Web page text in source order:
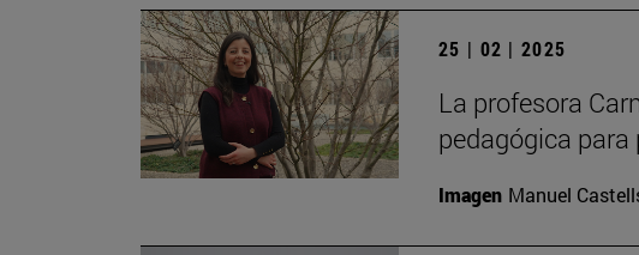
25 | 02 | 2025
La profesora
pedagógica para
Imagen Manuel